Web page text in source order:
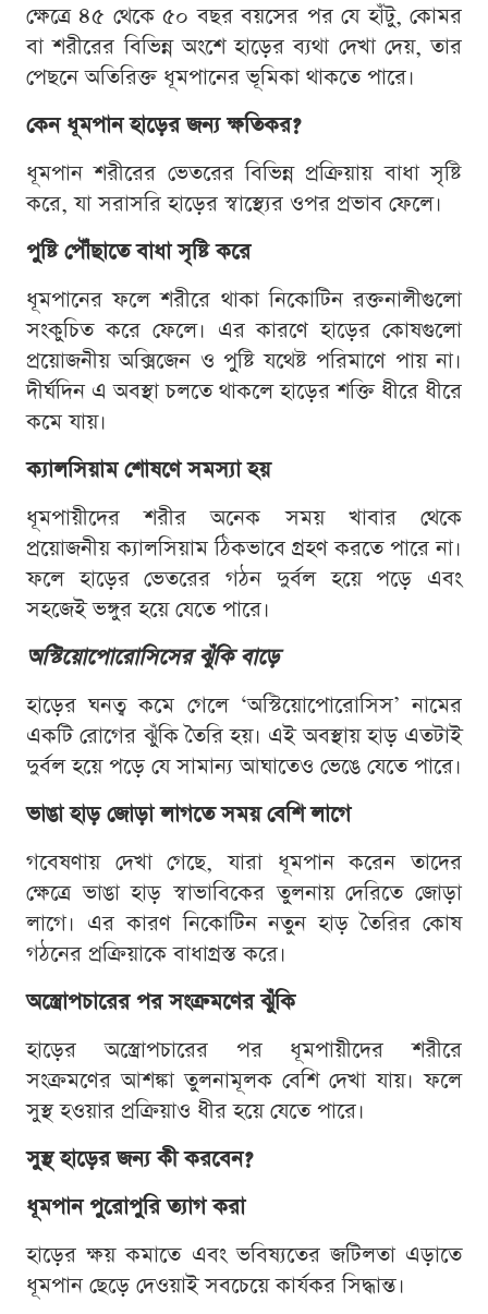
ক্ষেত্রে ৪৫ থেকে ৫০ বছর বয়সের পর যে হাঁটু, কোমর
বা শরীরের বিভিন্ন অংশে হাড়ের ব্যথা দেখা দেয়, তার
পেছনে অতিরিক্ত ধূমপানের ভূমিকা থাকতে পারে।
কেন ধূমপান হাড়ের জন্য ক্ষতিকর?
ধূমপান শরীরের ভেতরের বিভিন্ন প্রক্রিয়ায় বাধা সৃষ্টি
করে, যা সরাসরি হাড়ের স্বাস্থ্যের ওপর প্রভাব ফেলে।
পুষ্টি পৌঁছাতে বাধা সৃষ্টি করে
ধূমপানের ফলে শরীরে থাকা নিকোটিন রক্তনালীগুলো
সংকুচিত করে ফেলে। এর কারণে হাড়ের কোষগুলো
প্রয়োজনীয় অক্সিজেন ও পুষ্টি যথেষ্ট পরিমাণে পায় না।
দীর্ঘদিন এ অবস্থা চলতে থাকলে হাড়ের শক্তি ধীরে ধীরে
কমে যায়।
ক্যালসিয়াম শোষণে সমস্যা হয়
ধূমপায়ীদের শরীর অনেক সময় খাবার থেকে
প্রয়োজনীয় ক্যালসিয়াম ঠিকভাবে গ্রহণ করতে পারে না।
ফলে হাড়ের ভেতরের গঠন দুর্বল হয়ে পড়ে এবং
সহজেই ভঙ্গুর হয়ে যেতে পারে।
অস্টিয়োপোরোসিসের ঝুঁকি বাড়ে
হাড়ের ঘনত্ব কমে গেলে ‘অস্টিয়োপোরোসিস’ নামের
একটি রোগের ঝুঁকি তৈরি হয়। এই অবস্থায় হাড় এতটাই
দুর্বল হয়ে পড়ে যে সামান্য আঘাতেও ভেঙে যেতে পারে।
ভাঙা হাড় জোড়া লাগতে সময় বেশি লাগে
গবেষণায় দেখা গেছে, যারা ধূমপান করেন তাদের
ক্ষেত্রে ভাঙা হাড় স্বাভাবিকের তুলনায় দেরিতে জোড়া
লাগে। এর কারণ নিকোটিন নতুন হাড় তৈরির কোষ
গঠনের প্রক্রিয়াকে বাধাগ্রস্ত করে।
অস্ত্রোপচারের পর সংক্রমণের ঝুঁকি
হাড়ের অস্ত্রোপচারের পর ধূমপায়ীদের শরীরে
সংক্রমণের আশঙ্কা তুলনামূলক বেশি দেখা যায়। ফলে
সুস্থ হওয়ার প্রক্রিয়াও ধীর হয়ে যেতে পারে।
সুস্থ হাড়ের জন্য কী করবেন?
ধূমপান পুরোপুরি ত্যাগ করা
হাড়ের ক্ষয় কমাতে এবং ভবিষ্যতের জটিলতা এড়াতে
ধূমপান ছেড়ে দেওয়াই সবচেয়ে কার্যকর সিদ্ধান্ত।